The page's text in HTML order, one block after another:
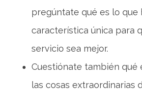
pregúntate qué es lo que
característica única para
servicio sea mejor.
Cuestiónate también qué
las cosas extraordinarias